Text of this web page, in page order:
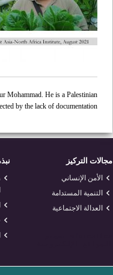
Mohammad. He is a Palestinian
by the lack of documentation.
مجالات التركيز
الأمن الإنساني
التنمية المستدامة
العدالة الاجتماعية